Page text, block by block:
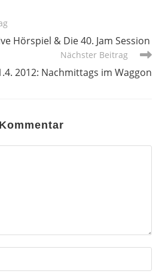
Hörspiel & Die 40. Jam Session
Nächster Beitrag
2012: Nachmittags im Waggon